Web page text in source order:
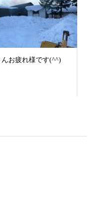
んお疲れ様です(^^)